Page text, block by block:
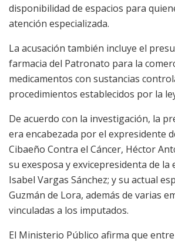
disponibilidad de espacios para
atención especializada.
La acusación también incluye el
farmacia del Patronato para la
medicamentos con sustancias
procedimientos establecidos por la
De acuerdo con la investigación, la
era encabezada por el expresidente
Cibaeño Contra el Cáncer, Héctor
su exesposa y exvicepresidenta de la
Isabel Vargas Sánchez; y su actual
Guzmán de Lora, además de varias
vinculadas a los imputados.
El Ministerio Público afirma que